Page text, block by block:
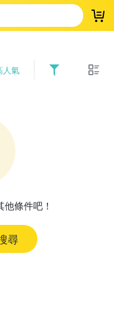
登
人氣
條件吧！
尋